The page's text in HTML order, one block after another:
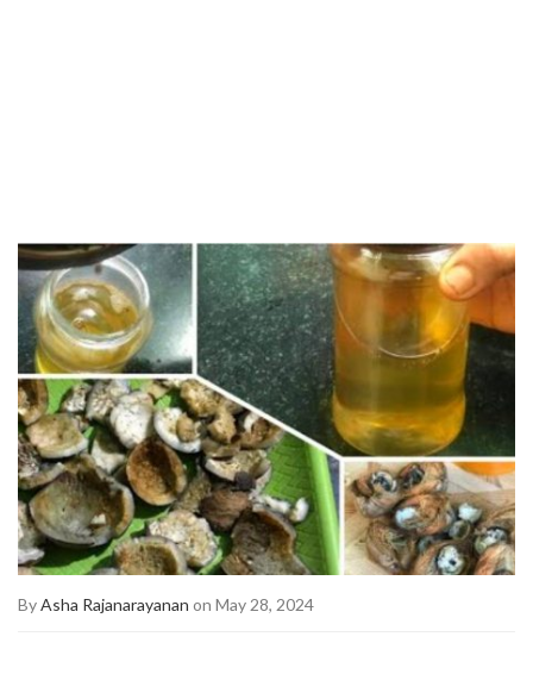
ByAsha Rajanarayanan on May 28, 2024